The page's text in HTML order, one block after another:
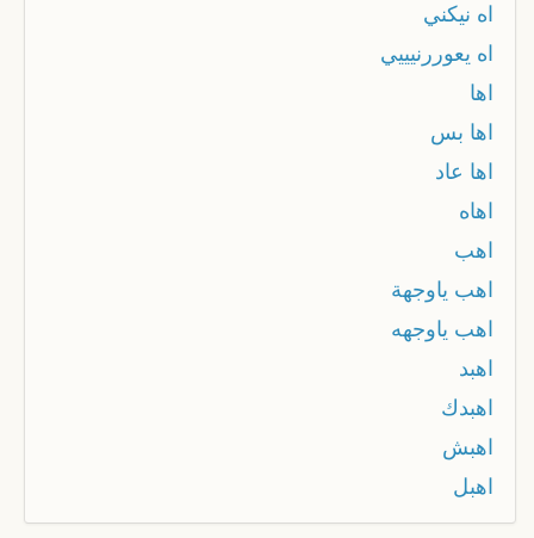
اه نيكني
اه يعوررنيييي
اها
اها بس
اها عاد
اهاه
اهب
اهب ياوجهة
اهب ياوجهه
اهبد
اهبدك
اهبش
اهبل